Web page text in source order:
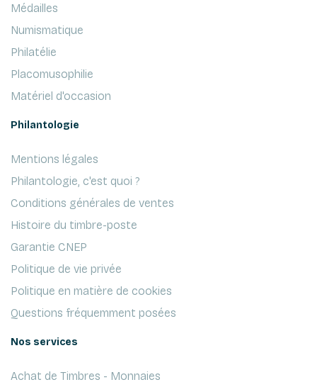
Médailles
Numismatique
Philatélie
Placomusophilie
Matériel d'occasion
Philantologie
Mentions légales
Philantologie, c'est quoi ?
Conditions générales de ventes
Histoire du timbre-poste
Garantie CNEP
Politique de vie privée
Politique en matière de cookies
Questions fréquemment posées
Nos services
Achat de Timbres - Monnaies